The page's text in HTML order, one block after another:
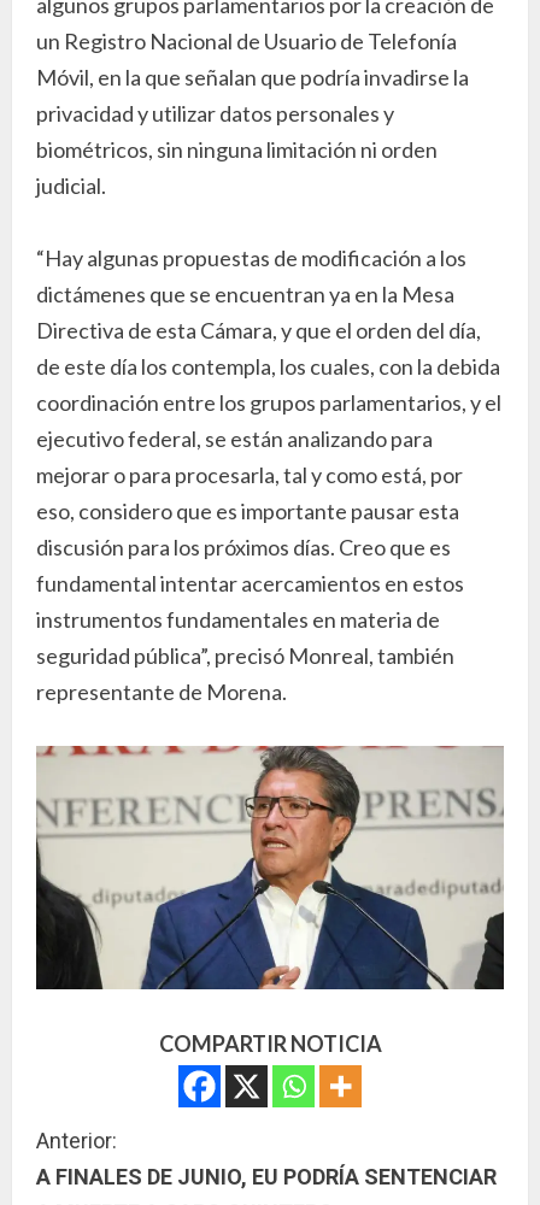
un Registro Nacional de Usuario de Telefonía
Móvil, en la que señalan que podría invadirse la
privacidad y utilizar datos personales y
biométricos, sin ninguna limitación ni orden
judicial.
“Hay algunas propuestas de modificación a los
dictámenes que se encuentran ya en la Mesa
Directiva de esta Cámara, y que el orden del día,
de este día los contempla, los cuales, con la debida
coordinación entre los grupos parlamentarios, y el
ejecutivo federal, se están analizando para
mejorar o para procesarla, tal y como está, por
eso, considero que es importante pausar esta
discusión para los próximos días. Creo que es
fundamental intentar acercamientos en estos
instrumentos fundamentales en materia de
seguridad pública”, precisó Monreal, también
representante de Morena.
COMPARTIR NOTICIA
S
Anterior:
A FINALES DE JUNIO, EU PODRÍA SENTENCIAR